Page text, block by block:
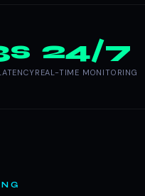
24/7
REAL-TIME MONITORING